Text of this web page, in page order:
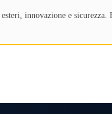
innovazione e sicurezza.